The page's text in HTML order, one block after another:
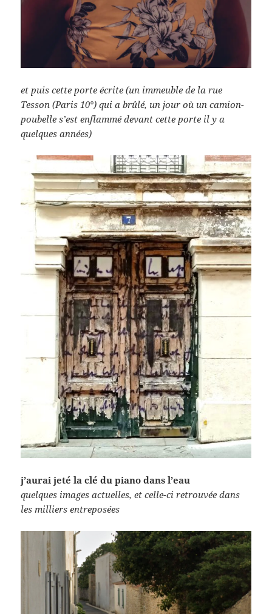
et puis cette porte écrite (un immeuble de la rue
Tesson (Paris 10°) qui a brûlé, un jour où un camion-
poubelle s’est enflammé devant cette porte il y a
quelques années)
j’aurai jeté la clé du piano dans l’eau
quelques images actuelles, et celle-ci retrouvée dans
les milliers entreposées